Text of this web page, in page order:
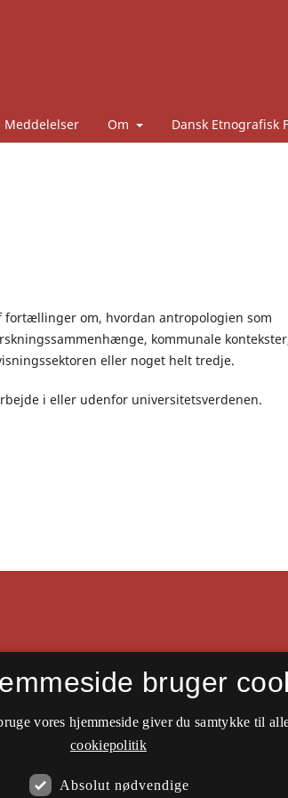
Meddelelser Om Dansk Etnografisk
fortællinger om, hvordan antropologien som
kommunale
eller noget helt tredje.
i eller udenfor universitetsverdenen.
bruger
vores hjemmeside giver du samtykke til
cookiepolitik
Absolut nødvendige